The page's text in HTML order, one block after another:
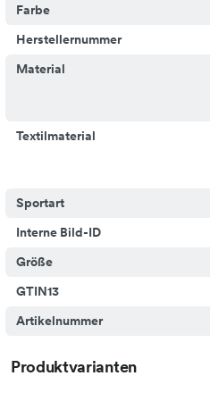
Farbe
Herstellernummer
Material
Textilmaterial
Sportart
Interne Bild-ID
Größe
GTIN13
Artikelnummer
Produktvarianten